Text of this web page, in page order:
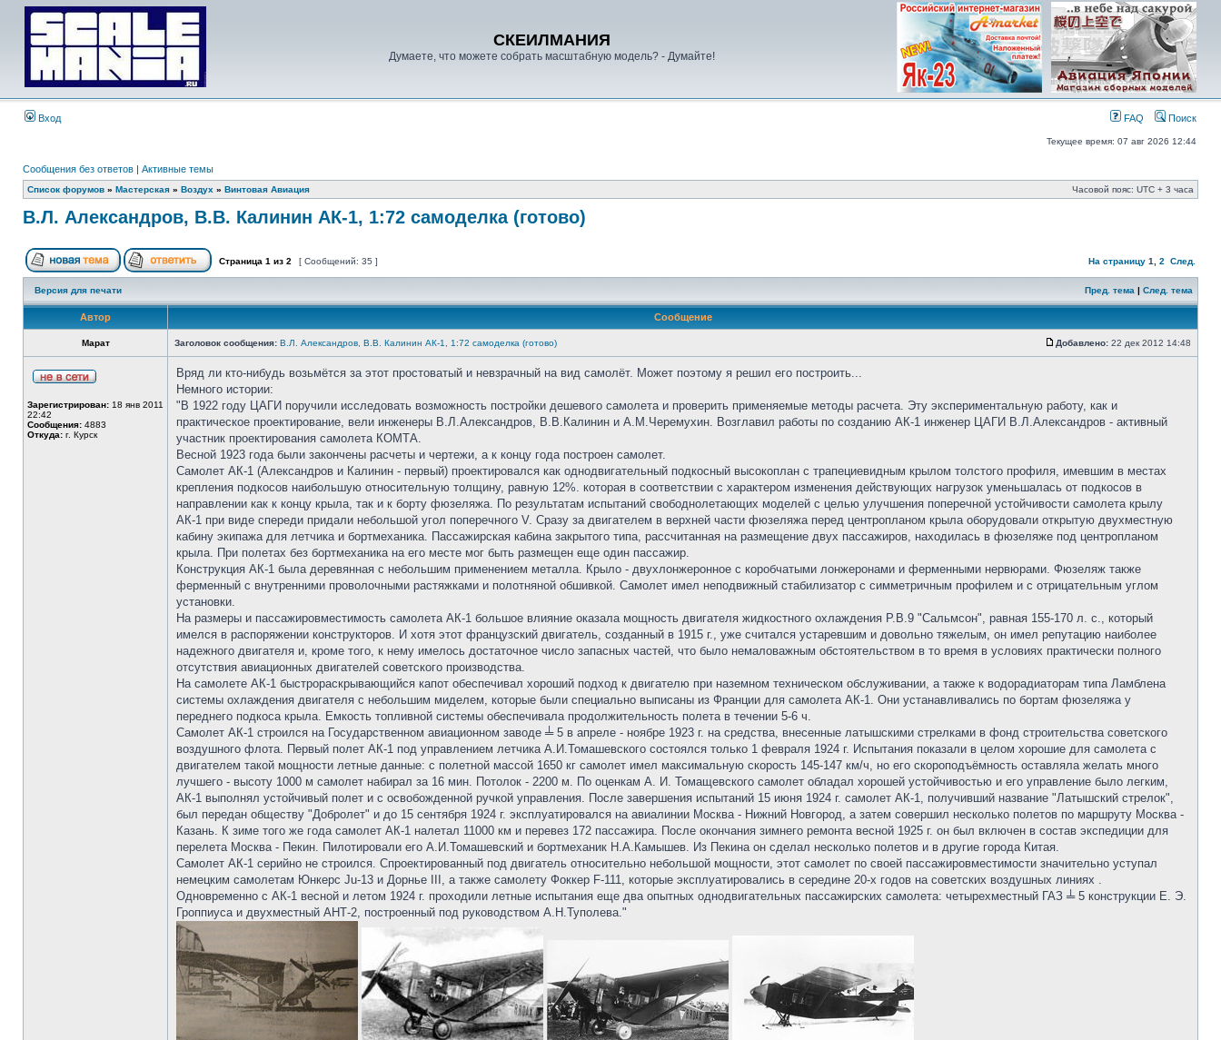
СКЕИЛМАНИЯ
Думаете, что можете собрать масштабную модель? - Думайте!
Вход FAQ Поиск
Текущее время: 07 авг 2026 12:44
Сообщения без ответов | Активные темы
Список форумов » Мастерская » Воздух » Винтовая Авиация Часовой пояс: UTC + 3 часа
В.Л. Александров, В.В. Калинин АК-1, 1:72 самоделка (готово)
Страница 1 из 2 [ Сообщений: 35 ] На страницу 1 2 След.
Версия для печати Пред. тема | След. тема
Автор Сообщение
Марат Заголовок сообщения: В.Л. Александров, В.В. Калинин АК-1, 1:72 самоделка (готово) Добавлено: 22 дек 2012 14:48
Зарегистрирован: 18 янв 2011
22:42
Сообщения: 4883
Откуда: г. Курск
Вряд ли кто-нибудь возьмётся за этот простоватый и невзрачный на вид самолёт. Может поэтому я решил его построить...
Немного истории:
"В 1922 году ЦАГИ поручили исследовать возможность постройки дешевого самолета и проверить применяемые методы расчета. Эту экспериментальную работу, как и
практическое проектирование, вели инженеры В.Л.Александров, В.В.Калинин и А.М.Черемухин. Возглавил работы по созданию AК-1 инженер ЦАГИ В.Л.Александров - активный
участник проектирования самолета КОМТА.
Весной 1923 года были закончены расчеты и чертежи, а к концу года построен самолет.
Самолет АК-1 (Александров и Калинин - первый) проектировался как однодвигательный подкосный высокоплан с трапециевидным крылом толстого профиля, имевшим в местах
крепления подкосов наибольшую относительную толщину, равную 12%. которая в соответствии с характером изменения действующих нагрузок уменьшалась от подкосов в
направлении как к концу крыла, так и к борту фюзеляжа. По результатам испытаний свободнолетающих моделей с целью улучшения поперечной устойчивости самолета крылу
АК-1 при виде спереди придали небольшой угол поперечного V. Сразу за двигателем в верхней части фюзеляжа перед центропланом крыла оборудовали открытую двухместную
кабину экипажа для летчика и бортмеханика. Пассажирская кабина закрытого типа, рассчитанная на размещение двух пассажиров, находилась в фюзеляже под центропланом
крыла. При полетах без бортмеханика на его месте мог быть размещен еще один пассажир.
Конструкция АК-1 была деревянная с небольшим применением металла. Крыло - двухлонжеронное с коробчатыми лонжеронами и ферменными нервюрами. Фюзеляж также
ферменный с внутренними проволочными растяжками и полотняной обшивкой. Самолет имел неподвижный стабилизатор с симметричным профилем и с отрицательным углом
установки.
На размеры и пассажировместимость самолета АК-1 большое влияние оказала мощность двигателя жидкостного охлаждения Р.В.9 "Сальмсон", равная 155-170 л. с., который
имелся в распоряжении конструкторов. И хотя этот французский двигатель, созданный в 1915 г., уже считался устаревшим и довольно тяжелым, он имел репутацию наиболее
надежного двигателя и, кроме того, к нему имелось достаточное число запасных частей, что было немаловажным обстоятельством в то время в условиях практически полного
отсутствия авиационных двигателей советского производства.
На самолете АК-1 быстрораскрывающийся капот обеспечивал хороший подход к двигателю при наземном техническом обслуживании, а также к водорадиаторам типа Ламблена
системы охлаждения двигателя с небольшим миделем, которые были специально выписаны из Франции для самолета АК-1. Они устанавливались по бортам фюзеляжа у
переднего подкоса крыла. Емкость топливной системы обеспечивала продолжительность полета в течении 5-6 ч.
Самолет АК-1 строился на Государственном авиационном заводе ╧ 5 в апреле - ноябре 1923 г. на средства, внесенные латышскими стрелками в фонд строительства советского
воздушного флота. Первый полет АК-1 под управлением летчика А.И.Томашевского состоялся только 1 февраля 1924 г. Испытания показали в целом хорошие для самолета с
двигателем такой мощности летные данные: с полетной массой 1650 кг самолет имел максимальную скорость 145-147 км/ч, но его скороподъёмность оставляла желать много
лучшего - высоту 1000 м самолет набирал за 16 мин. Потолок - 2200 м. По оценкам А. И. Томащевского самолет обладал хорошей устойчивостью и его управление было легким,
АК-1 выполнял устойчивый полет и с освобожденной ручкой управления. После завершения испытаний 15 июня 1924 г. самолет АК-1, получивший название "Латышский стрелок",
был передан обществу "Добролет" и до 15 сентября 1924 г. эксплуатировался на авиалинии Москва - Нижний Новгород, а затем совершил несколько полетов по маршруту Москва -
Казань. К зиме того же года самолет АК-1 налетал 11000 км и перевез 172 пассажира. После окончания зимнего ремонта весной 1925 г. он был включен в состав экспедиции для
перелета Москва - Пекин. Пилотировали его А.И.Томашевский и бортмеханик Н.А.Камышев. Из Пекина он сделал несколько полетов и в другие города Китая.
Самолет АК-1 серийно не строился. Спроектированный под двигатель относительно небольшой мощности, этот самолет по своей пассажировместимости значительно уступал
немецким самолетам Юнкерc Ju-13 и Дорнье III, а также самолету Фоккер F-111, которые эксплуатировались в середине 20-х годов на советских воздушных линиях .
Одновременно с АК-1 весной и летом 1924 г. проходили летные испытания еще два опытных однодвигательных пассажирских самолета: четырехместный ГАЗ ╧ 5 конструкции Е. Э.
Гроппиуса и двухместный АНТ-2, построенный под руководством А.Н.Туполева."